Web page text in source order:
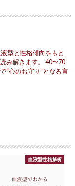
型と性格傾向をもと
み解きます。 40〜70
“心のお守り”となる言
血液型性格解析